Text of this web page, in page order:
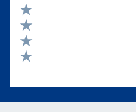
Valuta 5 stelle su 5
Valuta 4 stelle su 5
Valuta 3 stelle su 5
Valuta 2 stelle su 5